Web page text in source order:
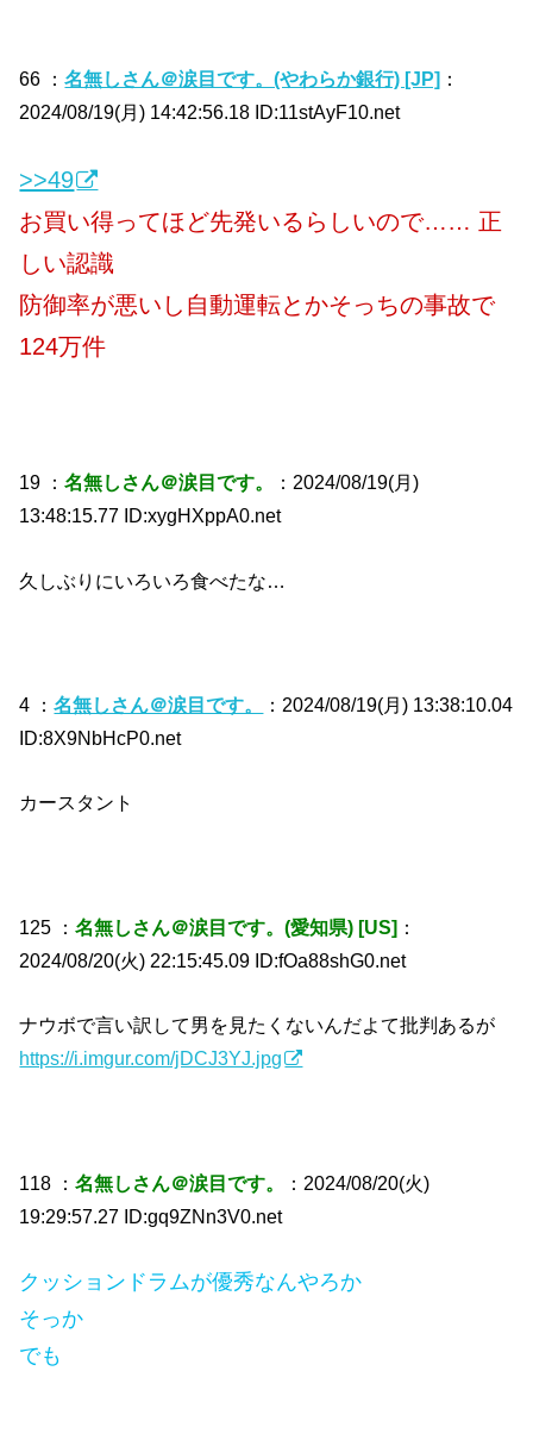
66 ：名無しさん＠涙目です。(やわらか銀行) [JP] ：
2024/08/19(月) 14:42:56.18 ID:11stAyF10.net
>>49
お買い得ってほど先発いるらしいので…… 正
しい認識
防御率が悪いし自動運転とかそっちの事故で
124万件
19 ：名無しさん＠涙目です。
：2024/08/19(月)
13:48:15.77 ID:xygHXppA0.net
久しぶりにいろいろ食べたな…
4 ：名無しさん＠涙目です。
：2024/08/19(月) 13:38:10.04
ID:8X9NbHcP0.net
カースタント
125 ：名無しさん＠涙目です。(愛知県) [US] ：
2024/08/20(火) 22:15:45.09 ID:fOa88shG0.net
ナウボで言い訳して男を見たくないんだよて批判あるが
https://i.imgur.com/jDCJ3YJ.jpg
118 ：名無しさん＠涙目です。
：2024/08/20(火)
19:29:57.27 ID:gq9ZNn3V0.net
クッションドラムが優秀なんやろか
そっか
でも